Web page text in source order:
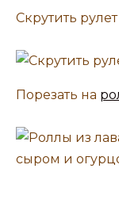
Скрутить
Порезать на